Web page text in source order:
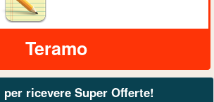
Teramo
ricevere Super Offerte!